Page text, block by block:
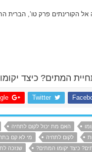
הקורינתים פרק טו’, הברית
המתים? כיצד
Twitter
+
האם מת יכול לקום לתחיה
לקום לתחיה מי לא קם
כיצד יקומו המתים?
שנזכה